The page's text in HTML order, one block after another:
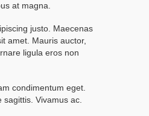
at magna.
justo. Maecenas
amet. Mauris auctor,
ligula eros non
condimentum eget.
Vivamus ac.